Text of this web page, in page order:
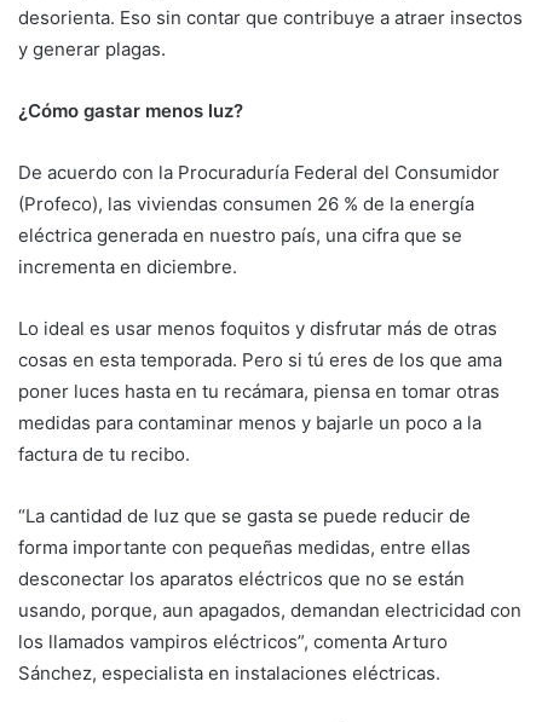
desorienta. Eso sin contar que contribuye a atraer insectos
y generar plagas.
¿Cómo gastar menos luz?
De acuerdo con la Procuraduría Federal del Consumidor
(Profeco), las viviendas consumen 26 % de la energía
eléctrica generada en nuestro país, una cifra que se
incrementa en diciembre.
Lo ideal es usar menos foquitos y disfrutar más de otras
cosas en esta temporada. Pero si tú eres de los que ama
poner luces hasta en tu recámara, piensa en tomar otras
medidas para contaminar menos y bajarle un poco a la
factura de tu recibo.
“La cantidad de luz que se gasta se puede reducir de
forma importante con pequeñas medidas, entre ellas
desconectar los aparatos eléctricos que no se están
usando, porque, aun apagados, demandan electricidad con
los llamados vampiros eléctricos”, comenta Arturo
Sánchez, especialista en instalaciones eléctricas.